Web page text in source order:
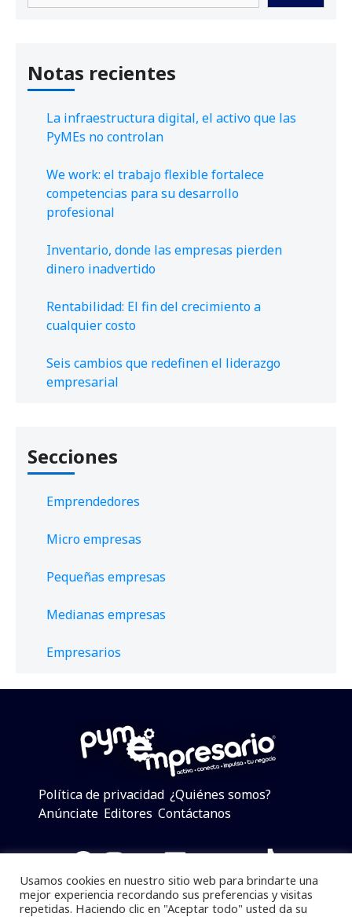
Notas recientes
La infraestructura digital, el activo que las
PyMEs no controlan
We work: el trabajo flexible fortalece
competencias para su desarrollo
profesional
Inventario, donde las empresas pierden
dinero inadvertido
Rentabilidad: El fin del crecimiento a
cualquier costo
Seis cambios que redefinen el liderazgo
empresarial
Secciones
Emprendedores
Micro empresas
Pequeñas empresas
Medianas empresas
Empresarios
Política de privacidad ¿Quiénes somos?
Anúnciate Editores Contáctanos
Facebook
Instagram
Twitter
LinkedIn
Telegram
YouTube
TikTok
Usamos cookies en nuestro sitio web para brindarte una
mejor experiencia recordando sus preferencias y visitas
repetidas. Haciendo clic en "Aceptar todo" usted da su